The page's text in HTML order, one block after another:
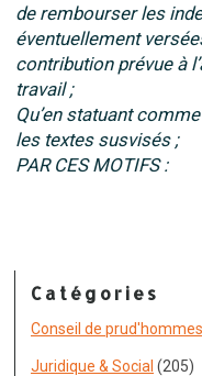
de rembourser les
éventuellement
contribution prévue à
travail ;
Qu’en statuant
les textes susvisés ;
PAR CES MOTIFS :
Catégories
Conseil de
Juridique & Social (205)